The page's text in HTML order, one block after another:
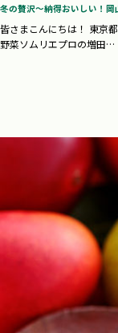
冬の贅沢～納得おいしい！
皆さまこんにちは！ 東京
野菜ソムリエプロの増田…